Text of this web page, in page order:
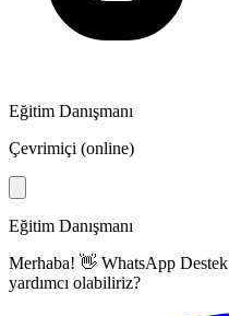
Eğitim Danışmanı
Çevrimiçi (online)
Eğitim Danışmanı
Merhaba! 👋 WhatsApp Destek
yardımcı olabiliriz?